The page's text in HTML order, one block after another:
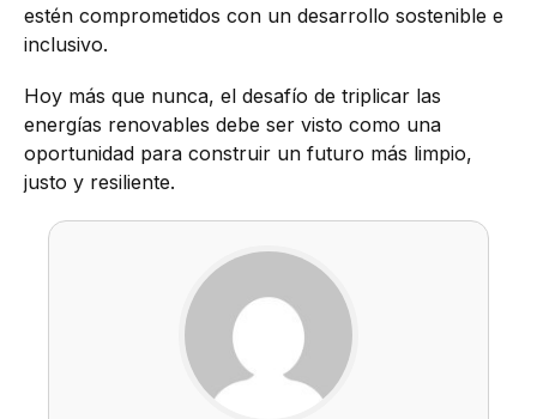
estén comprometidos con un desarrollo sostenible e
inclusivo.
Hoy más que nunca, el desafío de triplicar las
energías renovables debe ser visto como una
oportunidad para construir un futuro más limpio,
justo y resiliente.